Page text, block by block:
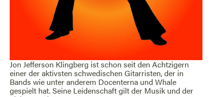
Jon Jefferson Klingberg ist schon seit den Achtzigern
einer der aktivsten schwedischen Gitarristen, der in
Bands wie unter anderem Docenterna und Whale
gespielt hat. Seine Leidenschaft gilt der Musik und der